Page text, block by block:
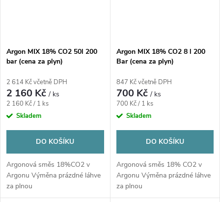
Argon MIX 18% CO2 50l 200
bar (cena za plyn)
2 614 Kč včetně DPH
2 160 Kč/ ks
Měrná
cena:
2 160 Kč / 1 ks
Skladem
DO KOŠÍKU
Argonová směs 18%CO2 v
Argonu Výměna prázdné láhve
za plnou
Argon MIX 18% CO2 8 l 200
Bar (cena za plyn)
847 Kč včetně DPH
700 Kč/ ks
Měrná
cena:
700 Kč / 1 ks
Skladem
DO KOŠÍKU
Argonová směs 18% CO2 v
Argonu Výměna prázdné láhve
za plnou